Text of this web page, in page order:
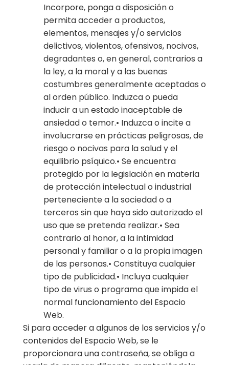
Incorpore, ponga a disposición o
permita acceder a productos,
elementos, mensajes y/o servicios
delictivos, violentos, ofensivos, nocivos,
degradantes o, en general, contrarios a
la ley, a la moral y a las buenas
costumbres generalmente aceptadas o
al orden público. Induzca o pueda
inducir a un estado inaceptable de
ansiedad o temor.• Induzca o incite a
involucrarse en prácticas peligrosas, de
riesgo o nocivas para la salud y el
equilibrio psíquico.• Se encuentra
protegido por la legislación en materia
de protección intelectual o industrial
perteneciente a la sociedad o a
terceros sin que haya sido autorizado el
uso que se pretenda realizar.• Sea
contrario al honor, a la intimidad
personal y familiar o a la propia imagen
de las personas.• Constituya cualquier
tipo de publicidad.• Incluya cualquier
tipo de virus o programa que impida el
normal funcionamiento del Espacio
Web.
Si para acceder a algunos de los servicios y/o
contenidos del Espacio Web, se le
proporcionara una contraseña, se obliga a